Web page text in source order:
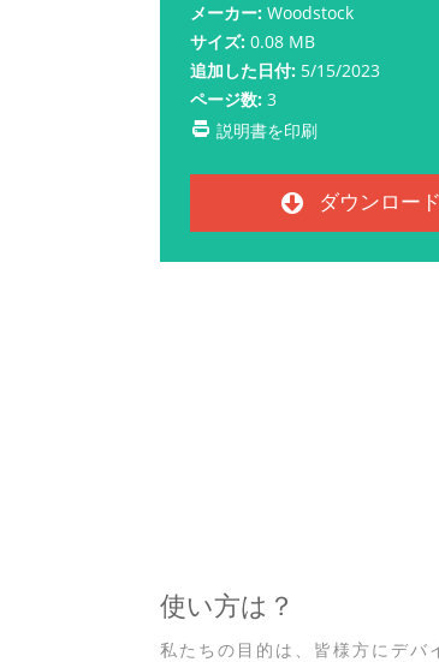
メーカー: Woodstock
サイズ: 0.08 MB
追加した日付: 5/15/2023
ページ数: 3
説明書を印刷
ダウンロード
使い方は？
私たちの目的は、皆様方にデバ